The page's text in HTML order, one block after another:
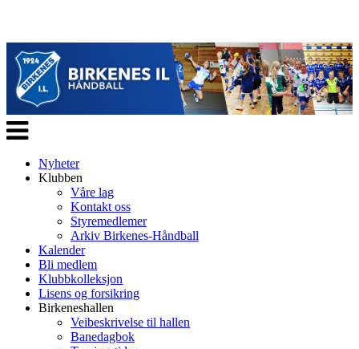
Veksle
navigasjon
Nyheter
Klubben
Våre lag
Kontakt oss
Styremedlemer
Arkiv Birkenes-Håndball
Kalender
Bli medlem
Klubbkolleksjon
Lisens og forsikring
Birkeneshallen
Veibeskrivelse til hallen
Banedagbok